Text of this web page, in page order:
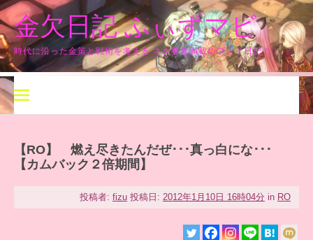
コ
ン
テ
ン
ツ
へ
ス
キ
ッ
金欠日記 ふぃずマビ
時代に沿った金策と戦術を考える ネタ要素満載のプレイ日記！！
【RO】 燃え尽きたんだぜ･･･真っ白にな･･･
【カムバック２倍期間】
投稿者: fizu 投稿日: 2012年1月10日 16時04分 in RO